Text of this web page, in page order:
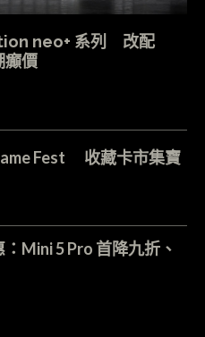
neo+ 系列 改配
癲價
Fest 收藏卡市集寶
：Mini 5 Pro 首降九折、